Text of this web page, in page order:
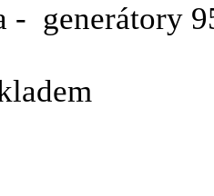
- generátory